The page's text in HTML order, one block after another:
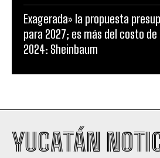
Exagerada» la propuesta
para 2027; es más del costo
2024: Sheinbaum
YUCATÁN